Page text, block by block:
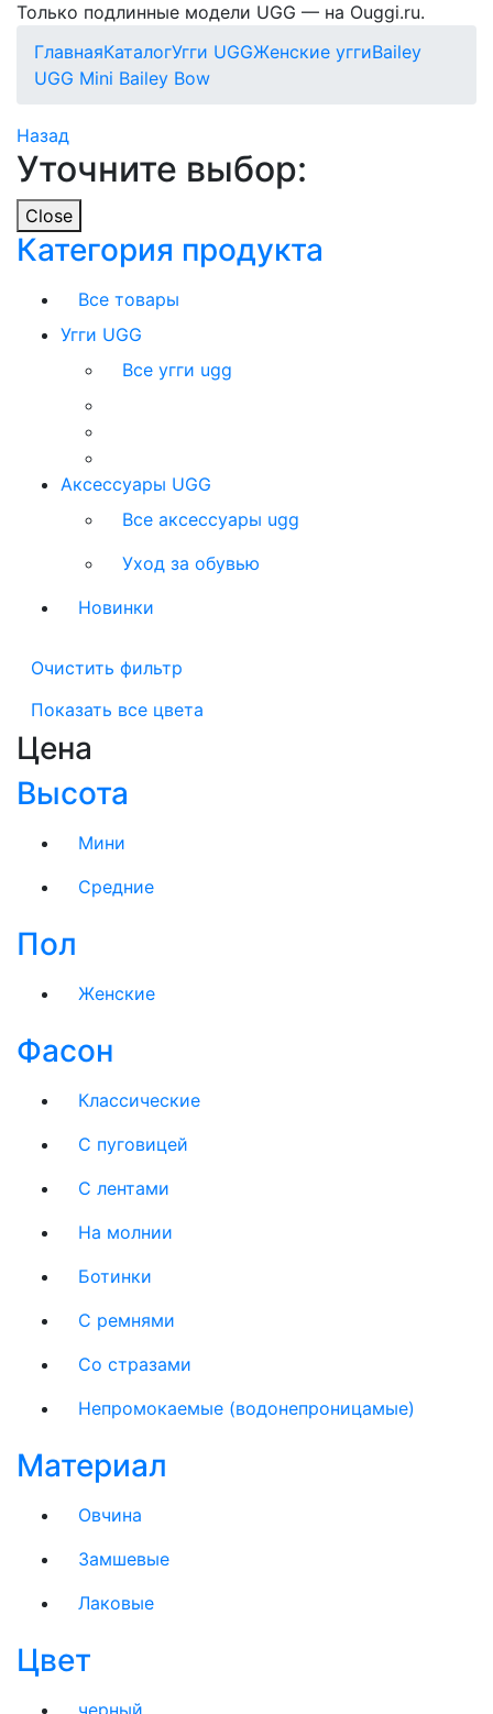
Только подлинные модели UGG — на Ouggi.ru.
ГлавнаяКаталогУгги UGGЖенские уггиBailey
UGG Mini Bailey Bow
Назад
Уточните выбор:
Close
Категория продукта
Все товары
Угги UGG
Все угги ugg
Аксессуары UGG
Все аксессуары ugg
Уход за обувью
Новинки
Очистить фильтр
Показать все цвета
Цена
Высота
Мини
Средние
Пол
Женские
Фасон
Классические
С пуговицей
С лентами
На молнии
Ботинки
С ремнями
Со стразами
Непромокаемые (водонепроницамые)
Материал
Овчина
Замшевые
Лаковые
Цвет
черный